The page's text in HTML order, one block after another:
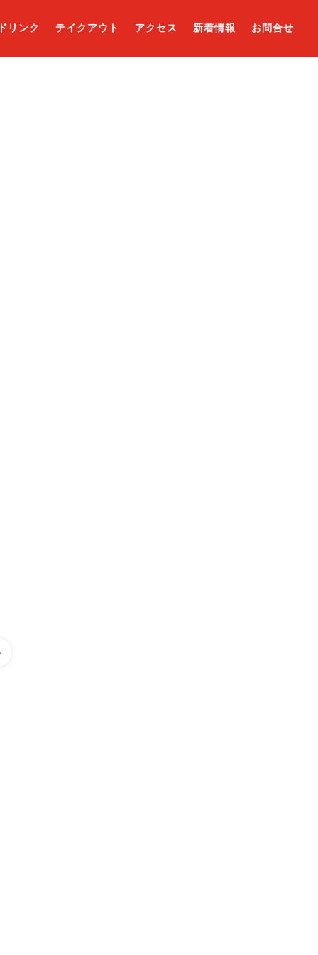
リンク テイクアウト アクセス 新着情報 お問合せ